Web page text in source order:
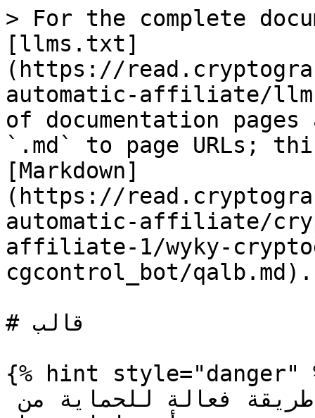
> For the complete
[llms.txt]
(https://
automatic-affiliate/
of documentation
`.md` to page URLs;
[Markdown]
(https://
automatic-affiliate/
affiliate-1/wyky-
cgcontrol_bot/qalb.md).
# قالب
{% hint style="danger"
استخدام صفحة-قافلة هو طريقة فعالة للحماية من